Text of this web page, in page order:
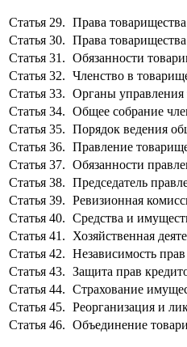
Статья 29. Права товарищества
Статья 30. Права
Статья 31. Обязанности
Статья 32. Членство в
Статья 33. Органы управления
Статья 34. Общее собрание
Статья 35. Порядок ведения
Статья 36. Правление
Статья 37. Обязанности
Статья 38. Председатель
Статья 39. Ревизионная
Статья 40. Средства и
Статья 41.
Хозяйственная
Статья 42. Независимость
Статья 43. Защита прав
Статья 44. Страхование
Статья 45. Реорганизация и
Статья 46. Объединение